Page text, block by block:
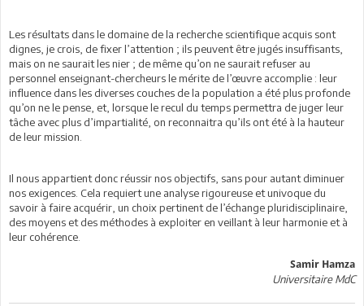
Les résultats dans le domaine de la recherche scientifique acquis sont
dignes, je crois, de fixer l’attention ; ils peuvent être jugés insuffisants,
mais on ne saurait les nier ; de même qu’on ne saurait refuser au
personnel enseignant-chercheurs le mérite de l’œuvre accomplie : leur
influence dans les diverses couches de la population a été plus profonde
qu’on ne le pense, et, lorsque le recul du temps permettra de juger leur
tâche avec plus d’impartialité, on reconnaitra qu’ils ont été à la hauteur
de leur mission.
Il nous appartient donc réussir nos objectifs, sans pour autant diminuer
nos exigences. Cela requiert une analyse rigoureuse et univoque du
savoir à faire acquérir, un choix pertinent de l’échange pluridisciplinaire,
des moyens et des méthodes à exploiter en veillant à leur harmonie et à
leur cohérence.
Samir Hamza
Universitaire MdC